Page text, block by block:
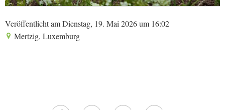
Veröffentlicht am Dienstag, 19. Mai 2026 um 16:02
Mertzig, Luxemburg